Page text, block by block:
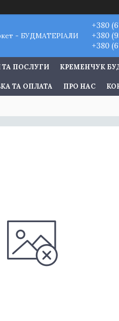
- БУДМАТЕРІАЛИ
+380
+380
+380
ТА ПОСЛУГИ КРЕМЕНЧУК
ТА ОПЛАТА ПРО НАС